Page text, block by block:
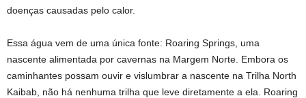
doenças causadas pelo calor.
Essa água vem de uma única fonte: Roaring Springs, uma
nascente alimentada por cavernas na Margem Norte. Embora os
caminhantes possam ouvir e vislumbrar a nascente na Trilha North
Kaibab, não há nenhuma trilha que leve diretamente a ela. Roaring